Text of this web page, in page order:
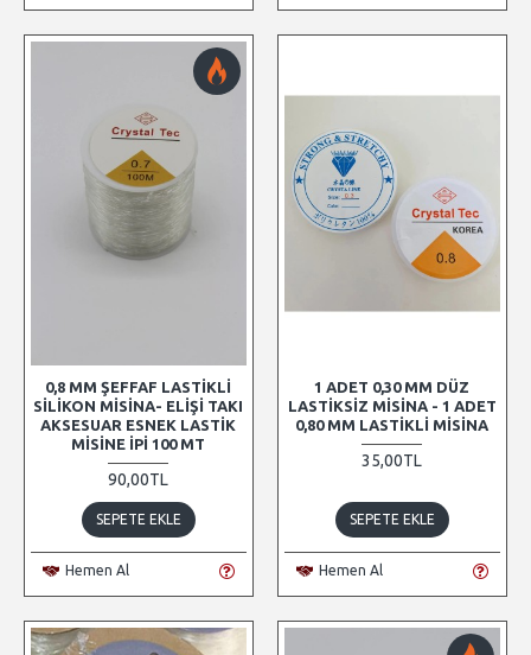
0,8 MM ŞEFFAF LASTIKLI
SILIKON MISINA- ELIŞI TAKI
AKSESUAR ESNEK LASTIK
MISINE İPI 100 MT
90,00TL
SEPETE EKLE
Hemen Al
1 ADET 0,30 MM DÜZ
LASTIKSIZ MISINA - 1 ADET
0,80 MM LASTIKLI MISINA
35,00TL
SEPETE EKLE
Hemen Al